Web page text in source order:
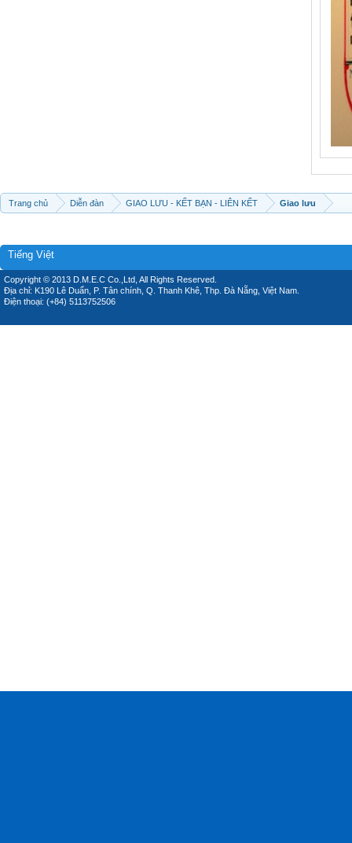
Trang chủ Diễn đàn GIAO LƯU - KẾT BẠN - LIÊN KẾT Giao lưu
Tiếng Việt
Copyright © 2013 D.M.E.C Co.,Ltd, All Rights Reserved.
Địa chỉ: K190 Lê Duẩn, P. Tân chính, Q. Thanh Khê, Thp. Đà Nẵng, Việt Nam.
Điện thoại: (+84) 5113752506